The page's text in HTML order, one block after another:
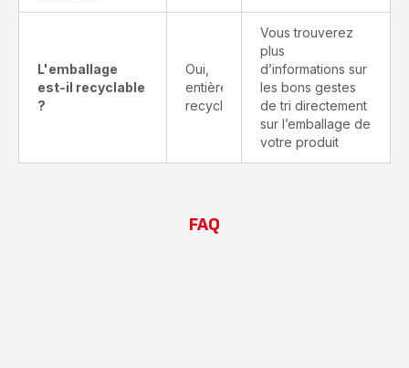
L'emballage
est-il recyclable
?
Oui,
entièrement
recyclable
Vous trouverez
plus
d’informations sur
les bons gestes
de tri directement
sur l’emballage de
votre produit
FAQ